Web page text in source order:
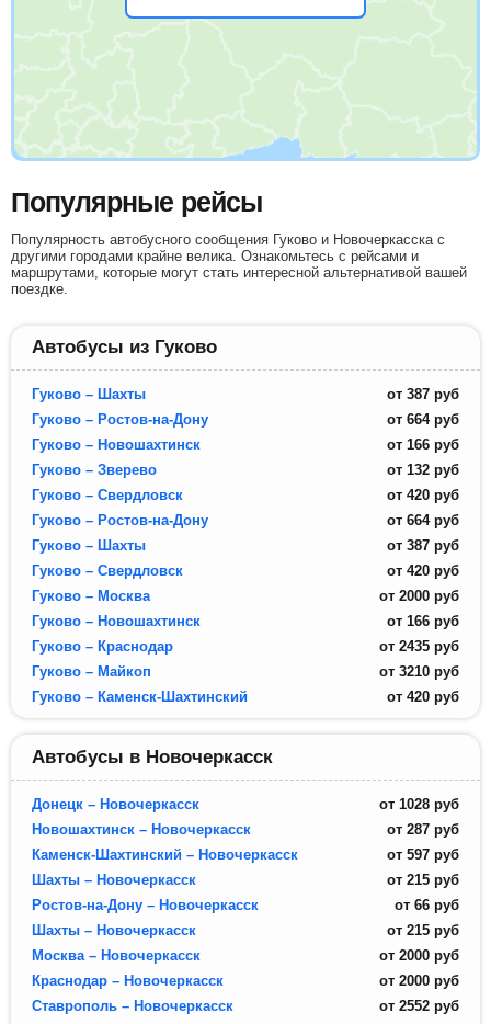
Популярные рейсы
Популярность автобусного сообщения Гуково и Новочеркасска с
другими городами крайне велика. Ознакомьтесь с рейсами и
маршрутами, которые могут стать интересной альтернативой вашей
поездке.
Автобусы из Гуково
Гуково – Шахты от 387 руб
Гуково – Ростов-на-Дону
от 664 руб
Гуково – Новошахтинск
от 166 руб
Гуково – Зверево
от 132 руб
Гуково – Свердловск
от 420 руб
Гуково – Ростов-на-Дону
от 664 руб
Гуково – Шахты
от 387 руб
Гуково – Свердловск
от 420 руб
Гуково – Москва
от 2000 руб
Гуково – Новошахтинск
от 166 руб
Гуково – Краснодар
от 2435 руб
Гуково – Майкоп
от 3210 руб
Гуково – Каменск-Шахтинский
от 420 руб
Автобусы в Новочеркасск
Донецк – Новочеркасск от 1028 руб
Новошахтинск – Новочеркасск
от 287 руб
Каменск-Шахтинский – Новочеркасск
от 597 руб
Шахты – Новочеркасск
от 215 руб
Ростов-на-Дону – Новочеркасск
от 66 руб
Шахты – Новочеркасск
от 215 руб
Москва – Новочеркасск
от 2000 руб
Краснодар – Новочеркасск
от 2000 руб
Ставрополь – Новочеркасск
от 2552 руб